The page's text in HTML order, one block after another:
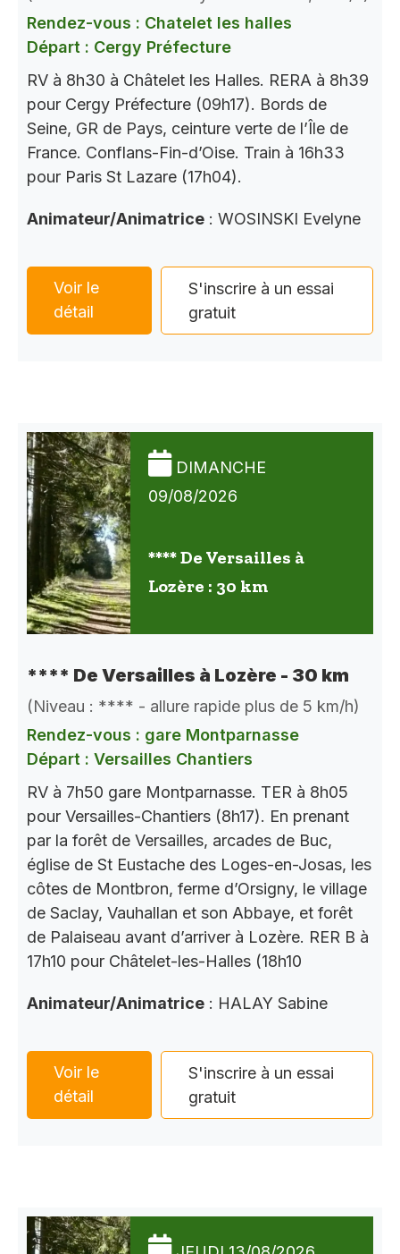
Rendez-vous : Chatelet les halles
Départ : Cergy Préfecture
RV à 8h30 à Châtelet les Halles. RERA à 8h39
pour Cergy Préfecture (09h17). Bords de
Seine, GR de Pays, ceinture verte de l’Île de
France. Conflans-Fin-d’Oise. Train à 16h33
pour Paris St Lazare (17h04).
Animateur/Animatrice : WOSINSKI Evelyne
Voir le
détail
S'inscrire à un essai
gratuit
DIMANCHE
09/08/2026
**** De Versailles à
Lozère : 30 km
**** De Versailles à Lozère - 30 km
(Niveau : **** - allure rapide plus de 5 km/h)
Rendez-vous : gare Montparnasse
Départ : Versailles Chantiers
RV à 7h50 gare Montparnasse. TER à 8h05
pour Versailles-Chantiers (8h17). En prenant
par la forêt de Versailles, arcades de Buc,
église de St Eustache des Loges-en-Josas, les
côtes de Montbron, ferme d’Orsigny, le village
de Saclay, Vauhallan et son Abbaye, et forêt
de Palaiseau avant d’arriver à Lozère. RER B à
17h10 pour Châtelet-les-Halles (18h10
Animateur/Animatrice : HALAY Sabine
Voir le
détail
S'inscrire à un essai
gratuit